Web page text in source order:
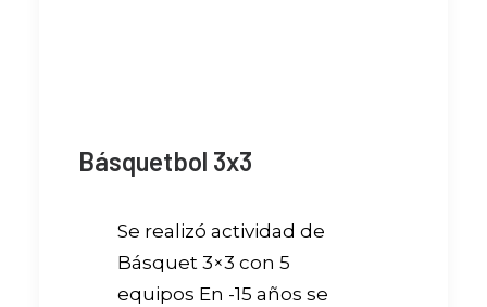
Básquetbol 3x3
Se realizó actividad de
Básquet 3×3 con 5
equipos En -15 años se